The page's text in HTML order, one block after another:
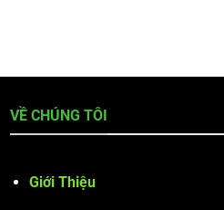
VỀ CHÚNG TÔI
Giới Thiệu